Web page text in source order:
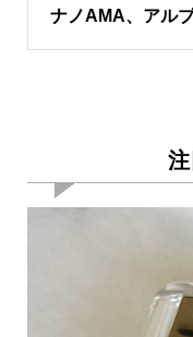
ナノAMA、アル